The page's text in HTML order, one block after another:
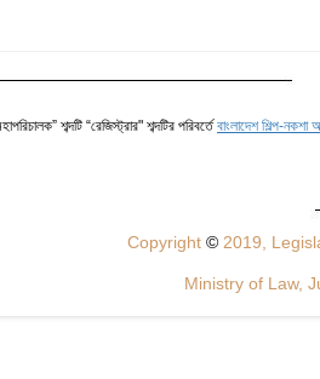
শব্দটি “রেজিস্ট্রার" শব্দটির পরিবর্তেবাংলাদেশ শিল্প-
Copyright © 2019,
Ministry of Law,